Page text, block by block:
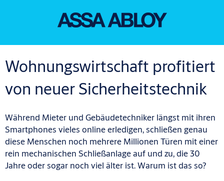
Wohnungswirtschaft profitiert
von neuer Sicherheitstechnik
Während Mieter und Gebäudetechniker längst mit ihren
Smartphones vieles onlineerledigen, schließen genau
diese Menschen noch mehrere Millionen Türen mit einer
rein mechanischen Schließanlageauf und zu, die 30
Jahre odersogar noch viel älter ist.Warum ist das so?